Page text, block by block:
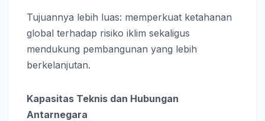
Tujuannya lebih luas: memperkuat ketahanan
global terhadap risiko iklim sekaligus
mendukung pembangunan yang lebih
berkelanjutan.
Kapasitas Teknis dan Hubungan
Antarnegara